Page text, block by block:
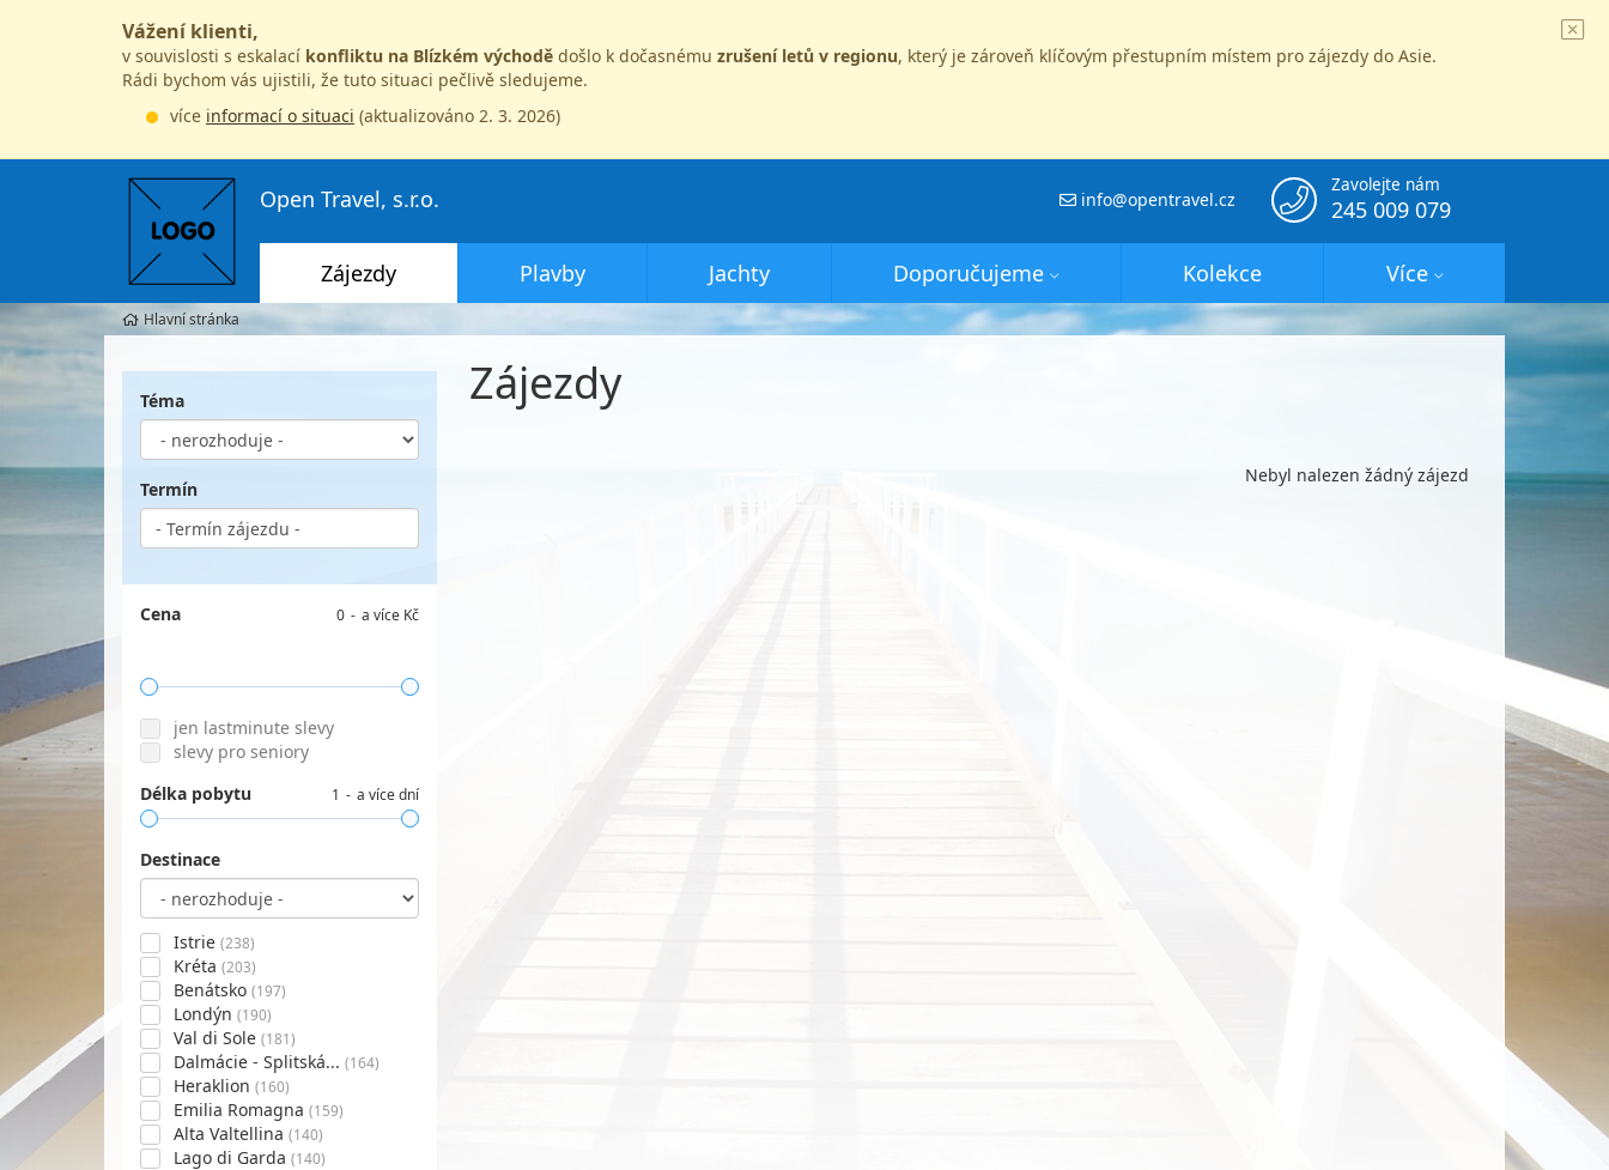
Vážení klienti,
v souvislosti s eskalací konfliktu na Blízkém východě došlo k dočasnému zrušení letů v regionu, který je zároveň klíčovým přestupním místem pro zájezdy do Asie.
Rádi bychom vás ujistili, že tuto situaci pečlivě sledujeme.
více informací o situaci (aktualizováno 2. 3. 2026)
Zavolejte nám
245 009 079
info@opentravel.cz
Open Travel, s.r.o.
Zájezdy Plavby Jachty Doporučujeme Kolekce Více
Hlavní stránka
Zájezdy
Téma
Termín
Cena 0 a více Kč
jen lastminute slevy
slevy pro seniory
Délka pobytu
1 a více dní
Destinace
Istrie (238)
Kréta (203)
Benátsko (197)
Londýn (190)
Val di Sole (181)
Dalmácie - Splitská... (164)
Heraklion (160)
Emilia Romagna (159)
Alta Valtellina (140)
Lago di Garda (140)
Nebyl nalezen žádný zájezd